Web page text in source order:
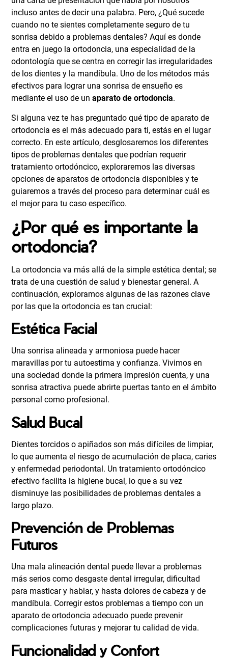
incluso antes de decir una palabra. Pero, ¿Qué sucede
cuando no te sientes completamente seguro de tu
sonrisa debido a problemas dentales? Aquí es donde
entra en juego la ortodoncia, una especialidad de la
odontología que se centra en corregir las irregularidades
de los dientes y la mandíbula. Uno de los métodos más
efectivos para lograr una sonrisa de ensueño es
mediante el uso de unaparato de ortodoncia.
Si alguna vez te has preguntado qué tipo de aparato de
ortodoncia es el más adecuado para ti, estás en el lugar
correcto. En este artículo, desglosaremos los diferentes
tipos de problemas dentales que podrían requerir
tratamiento ortodóncico, exploraremos las diversas
opciones de aparatos de ortodoncia disponibles y te
guiaremos a través del proceso para determinar cuál es
el mejor para tu caso específico.
¿Por qué es importante la
ortodoncia?
La ortodoncia va más allá de la simple estética dental; se
trata de una cuestión de salud y bienestar general. A
continuación, exploramos algunas de las razones clave
por las que la ortodoncia es tan crucial:
Estética Facial
Una sonrisa alineada y armoniosa puede hacer
maravillas por tu autoestima y confianza. Vivimos en
una sociedad donde la primera impresión cuenta, y una
sonrisa atractiva puede abrirte puertas tanto en el ámbito
personal como profesional.
Salud Bucal
Dientes torcidos o apiñados son más difíciles de limpiar,
lo que aumenta el riesgo de acumulación de placa, caries
y enfermedad periodontal. Un tratamiento ortodóncico
efectivo facilita la higiene bucal, lo que a su vez
disminuye las posibilidades de problemas dentales a
largo plazo.
Prevención de Problemas
Futuros
Una mala alineación dental puede llevar a problemas
más serios como desgaste dental irregular, dificultad
para masticar y hablar, y hasta dolores de cabeza y de
mandíbula. Corregir estos problemas a tiempo con un
aparato de ortodoncia adecuado puede prevenir
complicaciones futuras y mejorar tu calidad de vida.
Funcionalidad y Confort